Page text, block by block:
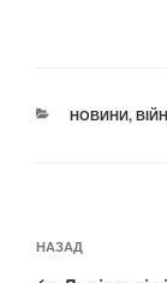
КАТЕГОРІЇ
НОВИНИ,
записів
Попередній
НАЗАД